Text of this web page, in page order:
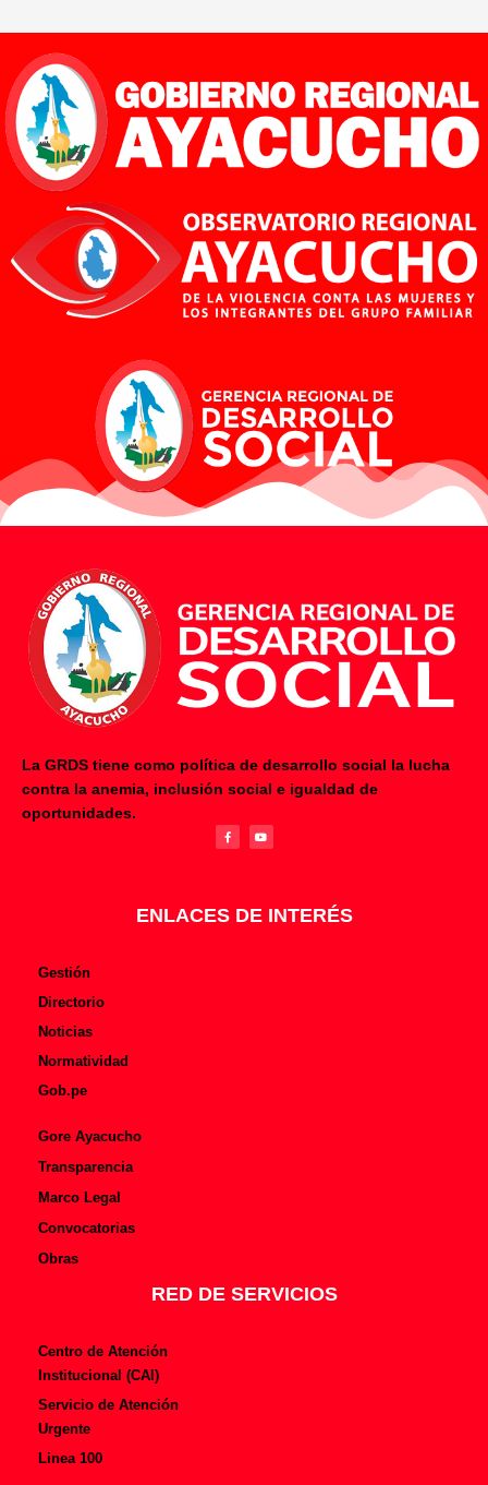
La GRDS tiene como política de desarrollo social la lucha
contra la anemia, inclusión social e igualdad de
oportunidades.
c
e
b
u
t
u
ENLACES DE INTERÉS
Gestión
Directorio
Noticias
Normatividad
Gob.pe
Gore Ayacucho
Transparencia
Marco Legal
Convocatorias
Obras
RED DE SERVICIOS
Centro de Atención
Institucional (CAI)
Servicio de Atención
Urgente
Linea 100